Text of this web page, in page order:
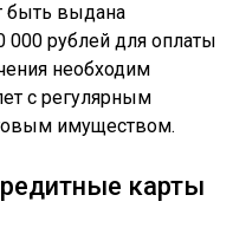
быть выдана
000 рублей для оплаты
необходим
с регулярным
имуществом.
карты